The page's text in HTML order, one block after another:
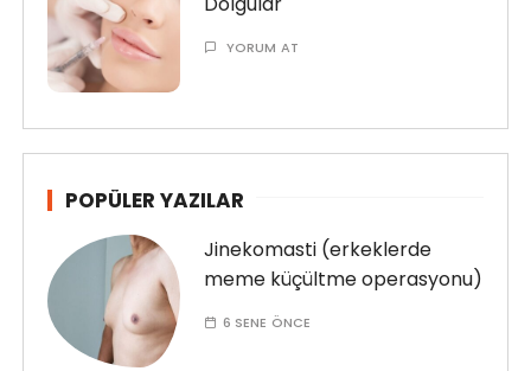
YORUM AT
POPÜLER YAZILAR
Jinekomasti (erkeklerde
meme küçültme operasyonu)
6 SENE ÖNCE